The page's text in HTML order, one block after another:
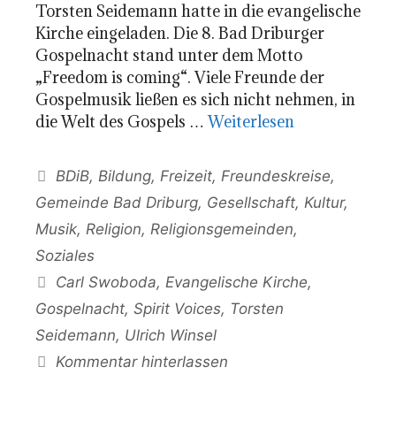
Torsten Seidemann hatte in die evangelische
Kirche eingeladen. Die 8. Bad Driburger
Gospelnacht stand unter dem Motto
„Freedom is coming“. Viele Freunde der
Gospelmusik ließen es sich nicht nehmen, in
die Welt des Gospels …Weiterlesen
Kategorien
BDiB,Bildung,Freizeit,Freundeskreise,
Gemeinde Bad Driburg, Gesellschaft, Kultur,
Musik, Religion, Religionsgemeinden,
Soziales
Schlagwörter
Carl Swoboda,Evangelische Kirche,
Gospelnacht, Spirit Voices, Torsten
Seidemann, Ulrich Winsel
Kommentar hinterlassen